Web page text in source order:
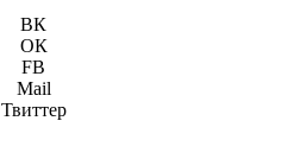
ВК
ОК
FB
Mail
Твиттер